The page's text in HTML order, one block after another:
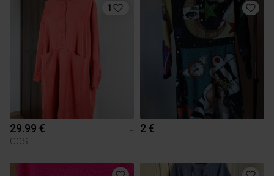
1
29.99 €
L
COS
2 €